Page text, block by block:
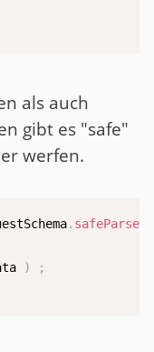
als auch
gibt es "safe"
werfen.
. safeParse
)
;